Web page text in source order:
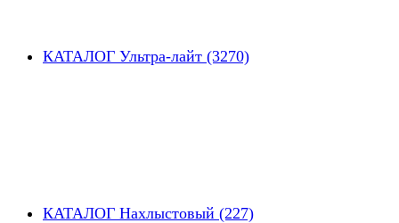
КАТАЛОГ Ультра-лайт (3270)
КАТАЛОГ Нахлыстовый (227)